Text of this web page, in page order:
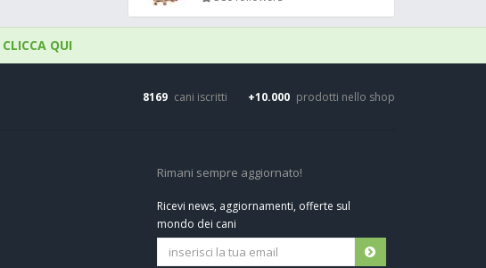
CLICCA QUI
8169 cani iscritti +10.000 prodotti nello shop
Rimani sempre aggiornato!
Ricevi news, aggiornamenti, offerte sul
mondo dei cani